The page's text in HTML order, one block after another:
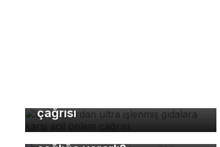
çağrısı
Günde kaç fincan kahve